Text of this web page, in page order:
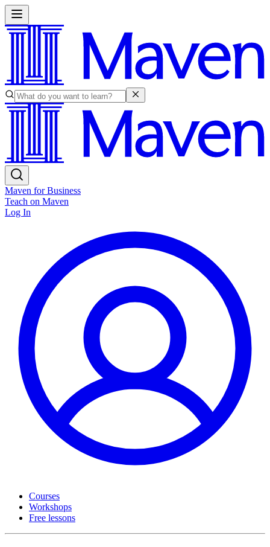
Maven for Business
Teach on Maven
Log In
Courses
Workshops
Free lessons